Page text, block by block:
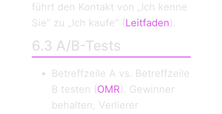
führt den Kontakt von „Ich kenne
Sie“ zu „Ich kaufe“ (Leitfaden).
6.3 A/B-Tests
Betreffzeile A vs. Betreffzeile
B testen (OMR). Gewinner
behalten, Verlierer